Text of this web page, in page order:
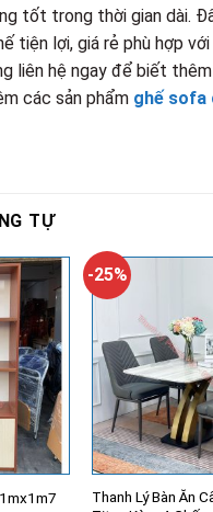
tốt trong thời gian dài.
tiện lợi, giá rẻ phù hợp với
liên hệ ngay để biết
các sản phẩm ghế sofa
TỰ
-25%
Thanh Lý Bàn Ăn